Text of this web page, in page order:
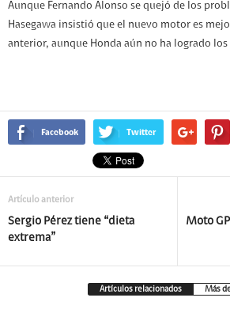
Aunque Fernando Alonso se quejó de los
Hasegawa insistió que el nuevo motor es
anterior, aunque Honda aún no ha logrado
Facebook Twitter
Artículo anterior
Sergio Pérez tiene “dieta
extrema”
Moto
Artículos relacionados Más